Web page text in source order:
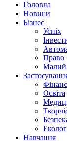
Головна
Новини
Бізнес
Успіх
Право
Малий
Освіта
Навчання